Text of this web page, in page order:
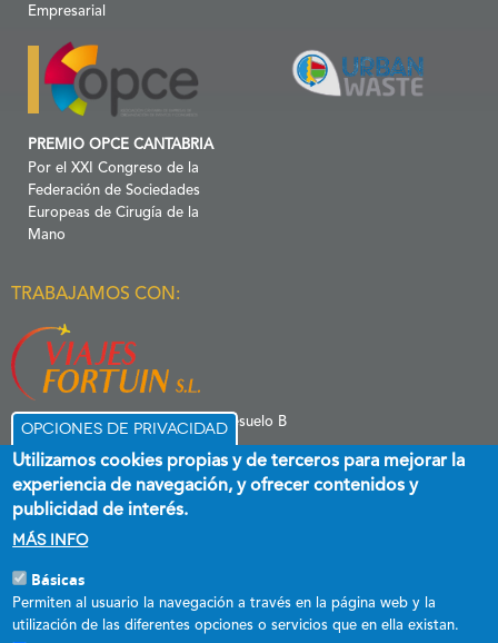
Empresarial
PREMIO OPCE CANTABRIA
Por el XXI Congreso de la
Federación de Sociedades
Europeas de Cirugía de la
Mano
TRABAJAMOS CON:
C/ Menéndez Pelayo 6 Entresuelo B
Esta empresa ha recibido una subvención destinada a promover el
empleo estable y de calidad, cofinanciada al 60 % por el Fondo Social
Opciones de privacidad
Utilizamos cookies propias y de terceros para mejorar la
experiencia de navegación, y ofrecer contenidos y
publicidad de interés.
Más info
Básicas
Permiten al usuario la navegación a través en la página web y la
utilización de las diferentes opciones o servicios que en ella existan.